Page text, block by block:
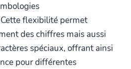
flexibilité permet
des chiffres mais aussi
spéciaux, offrant ainsi
pour différentes